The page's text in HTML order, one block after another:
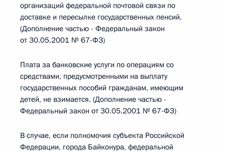
организаций федеральной почтовой связи по
доставке и пересылке государственных пенсий.
(Дополнение частью - Федеральный закон
от 30.05.2001 № 67-ФЗ)
Плата за банковские услуги по операциям со
средствами, предусмотренными на выплату
государственных пособий гражданам, имеющим
детей, не взимается. (Дополнение частью -
Федеральный закон от 30.05.2001 № 67-ФЗ)
В случае, если полномочия субъекта Российской
Федерации, города Байконура, федеральной